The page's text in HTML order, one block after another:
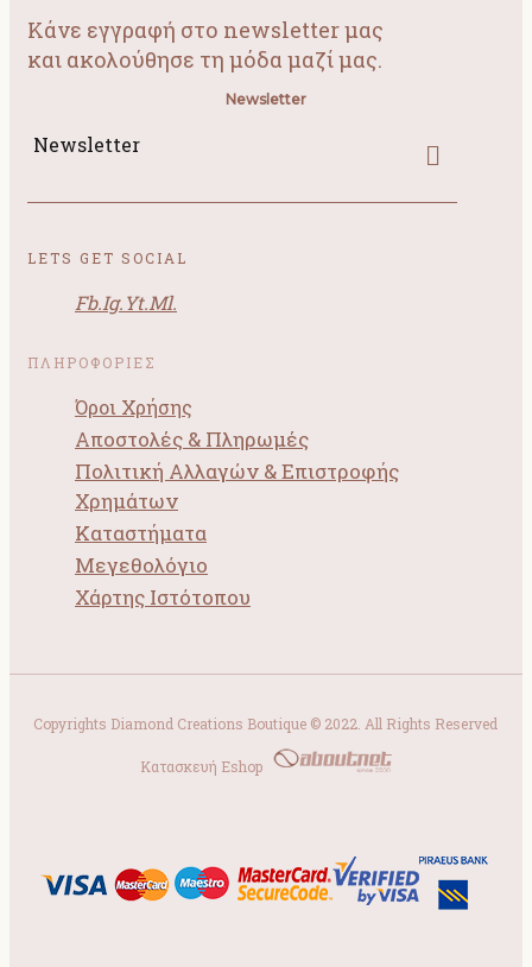
Κάνε εγγραφή στο newsletter μας
και ακολούθησε τη μόδα μαζί μας.
Newsletter
Newsletter
LETS GET SOCIAL
Fb.Ig.Yt.Ml.
ΠΛΗΡΟΦΟΡΙΕΣ
Όροι Χρήσης
Αποστολές & Πληρωμές
Πολιτική Αλλαγών & Επιστροφής
Χρημάτων
Καταστήματα
Μεγεθολόγιο
Χάρτης Ιστότοπου
Copyrights Diamond Creations Boutique © 2022. All Rights Reserved
Κατασκευή Eshop